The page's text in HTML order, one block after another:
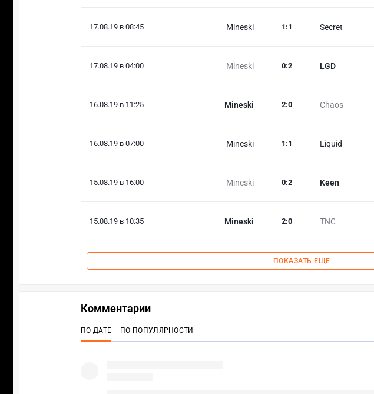
17.08.19 в 08:45 Mineski Secret
1 :1
17.08.19 в 04:00 Mineski LGD
0:2
16.08.19 в 11:25 Mineski Chaos
2:0
16.08.19 в 07:00 Mineski Liquid
1 :1
15.08.19 в 16:00 Mineski Keen
0:2
15.08.19 в 10:35 Mineski TNC
2:0
ПОКАЗАТЬ ЕЩЕ
Комментарии
ПО ДАТЕ ПО ПОПУЛЯРНОСТИ